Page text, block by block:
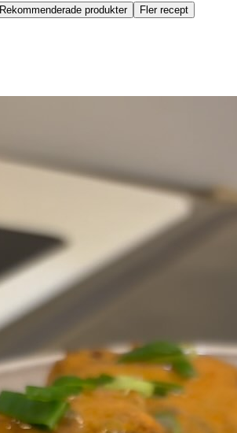
Rekommenderade produkter
Fler recept